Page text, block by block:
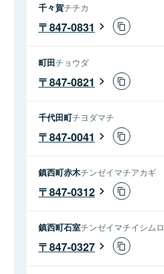
千々賀チチカ
847-0831
町田チョウダ
847-0821
千代田町チヨダマチ
847-0041
鎮西町赤木チンゼイマチアカギ
847-0312
鎮西町石室チンゼイマチイシムロ
847-0327